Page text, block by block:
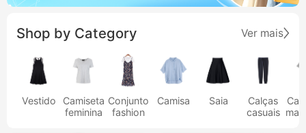
Shop by Category Ver mais
Vestido
Camiseta
feminina
Conjunto
fashion
Camisa Saia
Calças
casuais